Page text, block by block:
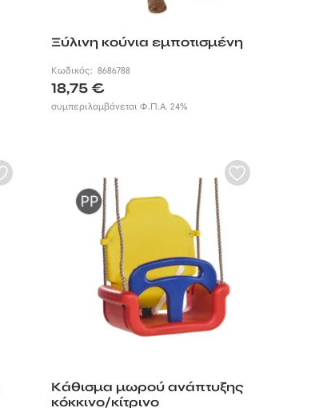
Ξύλινη κούνια εμποτισμένη
Κωδικός: 8686788
18,75€
συμπεριλαμβάνεται Φ.Π.Α. 24%
Κάθισμα μωρού ανάπτυξης
κόκκινο/κίτρινο